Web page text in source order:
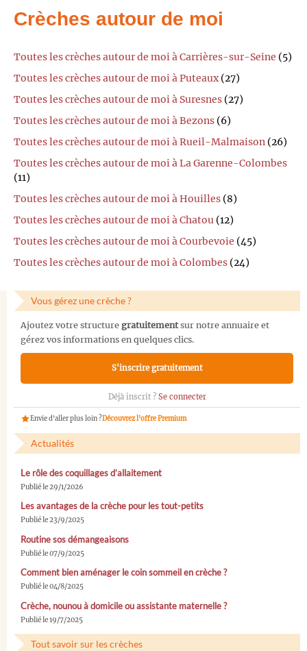
Crèches autour de moi
Toutes les crèches autour de moi à Carrières-sur-Seine (5)
Toutes les crèches autour de moi à Puteaux(27)
Toutes les crèches autour de moi à Suresnes (27)
Toutes les crèches autour de moi à Bezons (6)
Toutes les crèches autour de moi à Rueil-Malmaison (26)
Toutes les crèches autour de moi à La Garenne-Colombes
(11)
Toutes les crèches autour de moi à Houilles (8)
Toutes les crèches autour de moi à Chatou (12)
Toutes les crèches autour de moi à Courbevoie (45)
Toutes les crèches autour de moi à Colombes (24)
Vous gérez une crèche ?
Ajoutez votre structure gratuitementsur notre annuaire et
gérez vos informations en quelques clics.
S'inscrire gratuitement
Déjà inscrit ? Se connecter
Envie d'aller plus loin ?Découvrez l'offre Premium
Actualités
Le rôle des coquillages d’allaitement
Publié le 29/1/2026
Les avantages de la crèche pour les tout-petits
Publié le 23/9/2025
Routine sos démangeaisons
Publié le 07/9/2025
Comment bien aménager le coin sommeil en crèche ?
Publié le 04/8/2025
Crèche, nounou à domicile ou assistante maternelle ?
Publié le 19/7/2025
Tout savoir sur les crèches